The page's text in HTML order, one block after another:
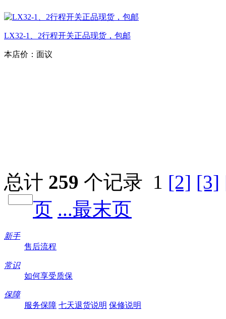
LX32-1、2行程开关正品现货，包邮
本店价： 面议
总计 259 个记录 1 [2] [3]
页 ...最末页
新手
售后流程
常识
如何享受质保
保障
服务保障 七天退货说明 保修说明